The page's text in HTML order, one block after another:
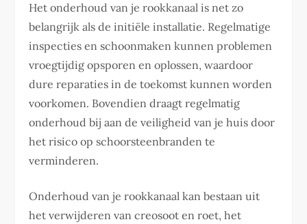
Het onderhoud van je rookkanaal is net zo
belangrijk als de initiële installatie. Regelmatige
inspecties en schoonmaken kunnen problemen
vroegtijdig opsporen en oplossen, waardoor
dure reparaties in de toekomst kunnen worden
voorkomen. Bovendien draagt regelmatig
onderhoud bij aan de veiligheid van je huis door
het risico op schoorsteenbranden te
verminderen.
Onderhoud van je rookkanaal kan bestaan uit
het verwijderen van creosoot en roet, het